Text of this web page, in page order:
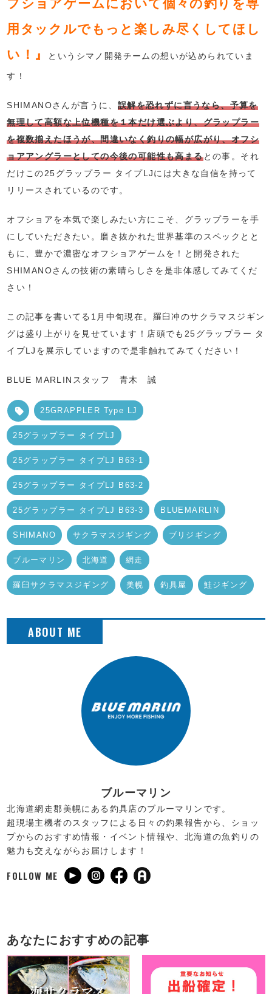
フショアゲームにおいて個々の釣りを専
用タックルでもっと楽しみ尽くしてほし
い！』
というシマノ開発チームの想いが込められていま
す！
SHIMANOさんが言うに、 誤解を恐れずに言うなら、予算を
無理して高額な上位機種を１本だけ選ぶより、グラップラー
を複数揃えたほうが、間違いなく釣りの幅が広がり、オフシ
ョアアングラーとしての今後の可能性も高まるとの事。それ
だけこの25グラップラー タイプLJには大きな自信を持って
リリースされているのです。
オフショアを本気で楽しみたい方にこそ、グラップラーを手
にしていただきたい。磨き抜かれた世界基準のスペックとと
もに、豊かで濃密なオフショアゲームを！と開発された
SHIMANOさんの技術の素晴らしさを是非体感してみてくだ
さい！
この記事を書いてる1月中旬現在。羅臼冲のサクラマスジギン
グは盛り上がりを見せています！店頭でも25グラップラー タ
イプLJを展示していますので是非触れてみてください！
BLUE MARLINスタッフ 青木 誠
25GRAPPLER Type LJ
25グラップラー タイプLJ
25グラップラー タイプLJ B63-1
25グラップラー タイプLJ B63-2
25グラップラー タイプLJ B63-3 BLUEMARLIN
SHIMANO サクラマスジギング ブリジギング
ブルーマリン 北海道 網走
羅臼サクラマスジギング 美幌 釣具屋 鮭ジギング
ブルーマリン
北海道網走郡美幌にある釣具店のブルーマリンです。
超現場主機者のスタッフによる日々の釣果報告から、ショッ
プからのおすすめ情報・イベント情報や、北海道の魚釣りの
魅力も交えながらお届けします！
FOLLOW ME
あなたにおすすめの記事